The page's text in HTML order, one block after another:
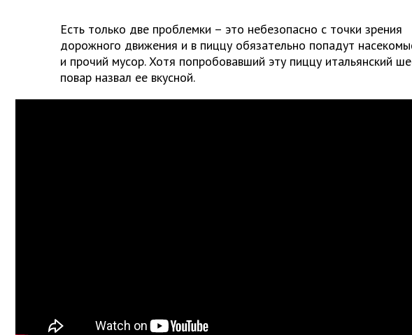
Есть только две проблемки – это небезопасно с точки зрения
дорожного движения и в пиццу обязательно попадут
и прочий мусор. Хотя попробовавший эту пиццу итальянский
повар назвал ее вкусной.